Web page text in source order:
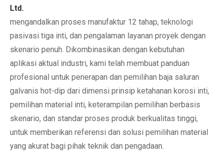
Ltd.
mengandalkan proses manufaktur 12 tahap, teknologi
pasivasi tiga inti, dan pengalaman layanan proyek dengan
skenario penuh. Dikombinasikan dengan kebutuhan
aplikasi aktual industri, kami telah membuat panduan
profesional untuk penerapan dan pemilihan baja saluran
galvanis hot-dip dari dimensi prinsip ketahanan korosi inti,
pemilihan material inti, keterampilan pemilihan berbasis
skenario, dan standar proses produk berkualitas tinggi,
untuk memberikan referensi dan solusi pemilihan material
yang akurat bagi pihak teknik dan pengadaan.